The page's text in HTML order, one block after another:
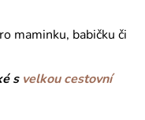
maminku, babičku či
s velkou cestovní